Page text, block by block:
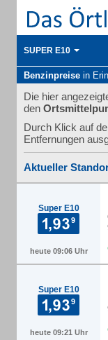
SUPER E10
Benzinpreise in
Die hier
den
Durch Klick auf
Entfernungen
Aktueller
Super E10
heute 09:06 Uhr
Super E10
heute 09:21 Uhr